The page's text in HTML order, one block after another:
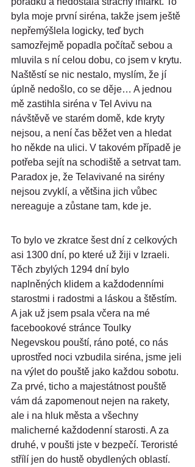
byla moje první siréna, takže jsem ještě
nepřemýšlela logicky, teď bych
samozřejmě popadla počítač sebou a
mluvila s ní celou dobu, co jsem v krytu.
Naštěstí se nic nestalo, myslím, že jí
úplně nedošlo, co se děje… A jednou
mě zastihla siréna v Tel Avivu na
návštěvě ve starém domě, kde kryty
nejsou, a není čas běžet ven a hledat
ho někde na ulici. V takovém případě je
potřeba sejít na schodiště a setrvat tam.
Paradox je, že Telavivané na sirény
nejsou zvyklí, a většina jich vůbec
nereaguje a zůstane tam, kde je.
To bylo ve zkratce šest dní z celkových
asi 1300 dní, po které už žiji v Izraeli.
Těch zbylých 1294 dní bylo
naplněných klidem a každodenními
starostmi i radostmi a láskou a štěstím.
A jak už jsem psala včera na mé
facebookové stránce Toulky
Negevskou pouští, ráno poté, co nás
uprostřed noci vzbudila siréna, jsme jeli
na výlet do pouště jako každou sobotu.
Za prvé, ticho a majestátnost pouště
vám dá zapomenout nejen na rakety,
ale i na hluk města a všechny
malicherné každodenní starosti. A za
druhé, v poušti jste v bezpečí. Teroristé
střílí jen do hustě obydlených oblastí.